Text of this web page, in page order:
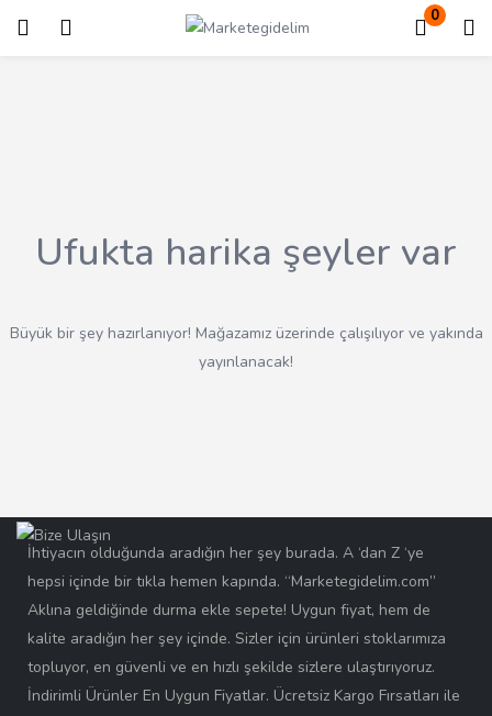
0
Giriş Kayıt ol
Ufukta harika şeyler var
Büyük bir şey hazırlanıyor! Mağazamız üzerinde çalışılıyor ve yakında
yayınlanacak!
İhtiyacın olduğunda aradığın her şey burada. A ‘dan Z ‘ye
hepsi içinde bir tıkla hemen kapında. “Marketegidelim.com”
Aklına geldiğinde durma ekle sepete! Uygun fiyat, hem de
kalite aradığın her şey içinde. Sizler için ürünleri stoklarımıza
topluyor, en güvenli ve en hızlı şekilde sizlere ulaştırıyoruz.
İndirimli Ürünler En Uygun Fiyatlar. Ücretsiz Kargo Fırsatları ile